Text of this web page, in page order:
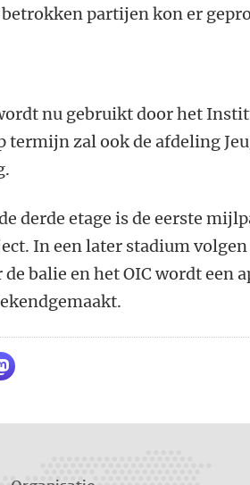
partijen kon er
nu gebruikt door het
termijn zal ook de afdeling
derde etage is de eerste
In een later stadium volgen
balie en het OIC wordt een
LinkedIn
via WhatsApp
Delen via Mastodon